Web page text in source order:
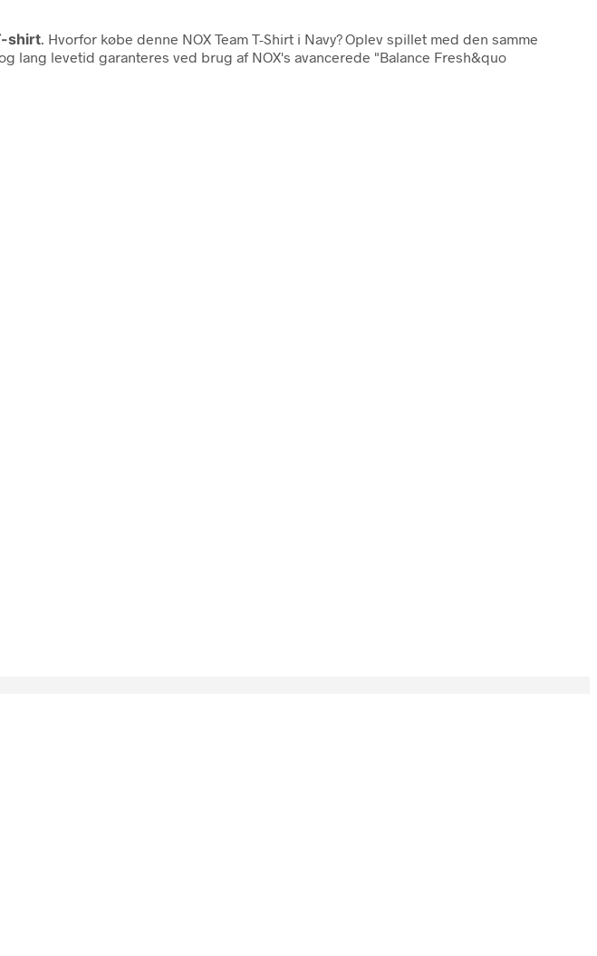
shirt . Hvorfor købe denne NOX Team T-Shirt i Navy? Oplev spillet med den samme
lang levetid garanteres ved brug af NOX's avancerede "Balance Fresh&quo